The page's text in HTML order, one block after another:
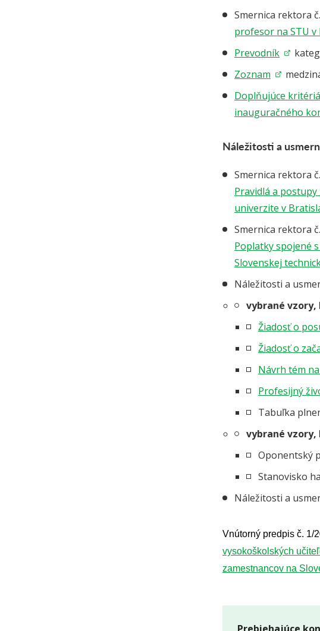
Smernica rektora
profesor na STU
Prevodník
Zoznam
Doplňujúce
inauguračného
Náležitosti a
Smernica rektora
Pravidlá a
univerzite v
Smernica rektora
Poplatky spojené
Slovenskej
Náležitosti a
vybrané
Žiadosť o
Žiadosť o
Návrh tém
Profesijný
Tabuľka
vybrané vzory,
Oponentský
Stanovisko
Náležitosti a
Vnútorný predpis č. 1/
vysokoškolských
zamestnancov na